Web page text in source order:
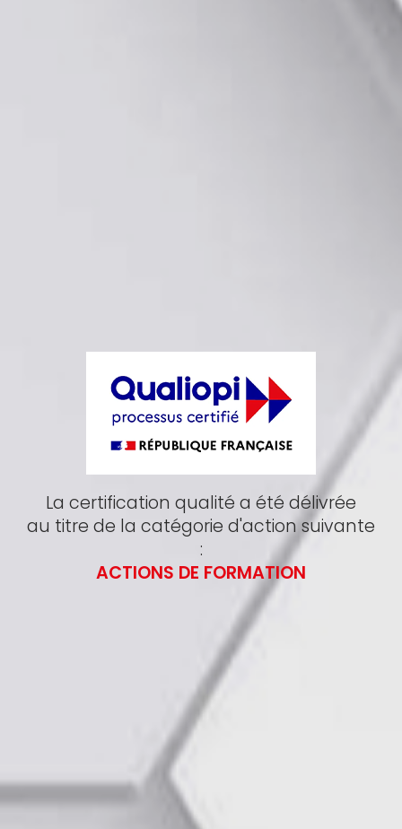
La certification qualité a été délivrée
au titre de la catégorie d'action suivante
:
ACTIONS DE FORMATION